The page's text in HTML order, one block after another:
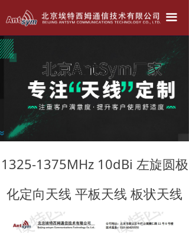
끀
北京埃特西姆---只为生产好天线！！！
公司简介
产品中心
天线定做
联系我们
1325-1375MHz 10dBi 左旋圆极
化定向天线 平板天线 板状天线